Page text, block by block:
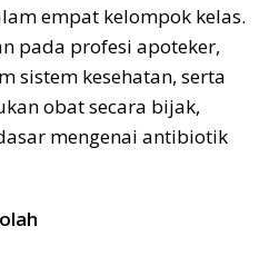
empat kelompok kelas.
pada profesi apoteker,
sistem kesehatan, serta
obat secara bijak,
mengenai antibiotik